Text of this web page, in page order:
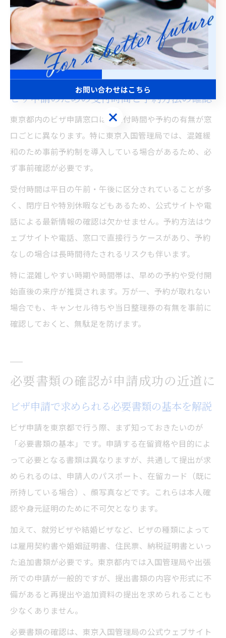
また、疑問点や不明点があれば必ず事前に入国管理局の
相談窓口や専門家に問い合わせることが重要です。経験
者の声として「事前に窓口へ連絡して不安を解消でき
た」という意見も多く聞かれます。
ビザ申請のための受付時間と予約方法の確認
東京都内のビザ申請窓口は、受付時間や予約の有無が窓
口ごとに異なります。特に東京入国管理局では、混雑緩
和のため事前予約制を導入している場合があるため、必
ず事前確認が必要です。
受付時間は平日の午前・午後に区分されていることが多
く、閉庁日や特別休暇などもあるため、公式サイトや電
話による最新情報の確認は欠かせません。予約方法はウ
ェブサイトや電話、窓口で直接行うケースがあり、予約
なしの場合は長時間待たされるリスクも伴います。
特に混雑しやすい時期や時間帯は、早めの予約や受付開
始直後の来庁が推奨されます。万が一、予約が取れない
場合でも、キャンセル待ちや当日整理券の有無を事前に
確認しておくと、無駄足を防げます。
必要書類の確認が申請成功の近道に
ビザ申請で求められる必要書類の基本を解説
ビザ申請を東京都で行う際、まず知っておきたいのが
「必要書類の基本」です。申請する在留資格や目的によ
って必要となる書類は異なりますが、共通して提出が求
められるのは、申請人のパスポート、在留カード（既に
所持している場合）、顔写真などです。これらは本人確
認や身元証明のために不可欠となります。
加えて、就労ビザや結婚ビザなど、ビザの種類によって
は雇用契約書や婚姻証明書、住民票、納税証明書といっ
た追加書類が必要です。東京都内では入国管理局や出張
所での申請が一般的ですが、提出書類の内容や形式に不
備があると再提出や追加資料の提出を求められることも
少なくありません。
必要書類の確認は、東京入国管理局の公式ウェブサイト
お問い合わせはこちら
お問い合わせはこちら